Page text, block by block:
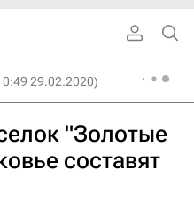
29.02.2020)
"Золотые
составят